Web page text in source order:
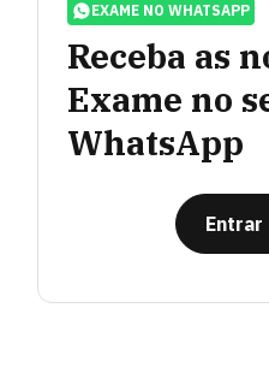
EXAME NO WHATSAPP
Receba as
Exame no
WhatsApp
Entrar